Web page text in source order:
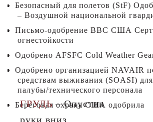
Безопасный для полетов (StF)
– Воздушной национальной
Письмо-одобрение ВВС США
огнестойкости
Одобрено AFSFC Cold Weather
Одобрено организацией NAVAIR
средствам выживания (SOASI) для
палубы/технического персонала
Береговая охрана США одобрила
ГРУДЬ – Опустив
руки вниз,